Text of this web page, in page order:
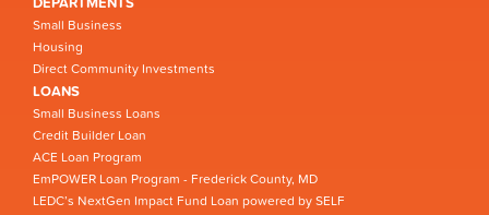
Small Business
Housing
Direct Community Investments
LOANS
Small Business Loans
Credit Builder Loan
ACE Loan Program
EmPOWER Loan Program - Frederick County, MD
LEDC’s NextGen Impact Fund Loan powered by SELF